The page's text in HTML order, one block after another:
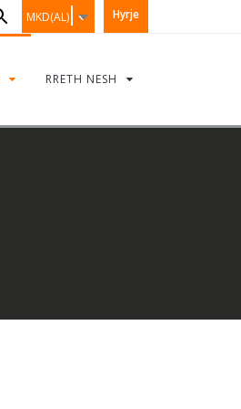
Hyrje
MKD(AL)
RRETH NESH